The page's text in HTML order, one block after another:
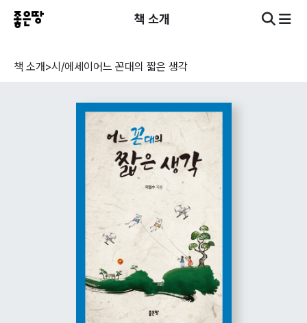
책 소개
책 소개>시/에세이 어느 꼰대의 짧은 생각